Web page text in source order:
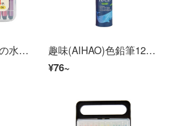
趣味(AIHAO)24色の水彩ペンは水洗いできます。子供の幼稚園の柔らかい頭に印鑑付きの色の絵筆があります。
趣味(AIHAO)色鉛筆12色絵筆セット手描き油性彩色鉛筆9050
¥76~